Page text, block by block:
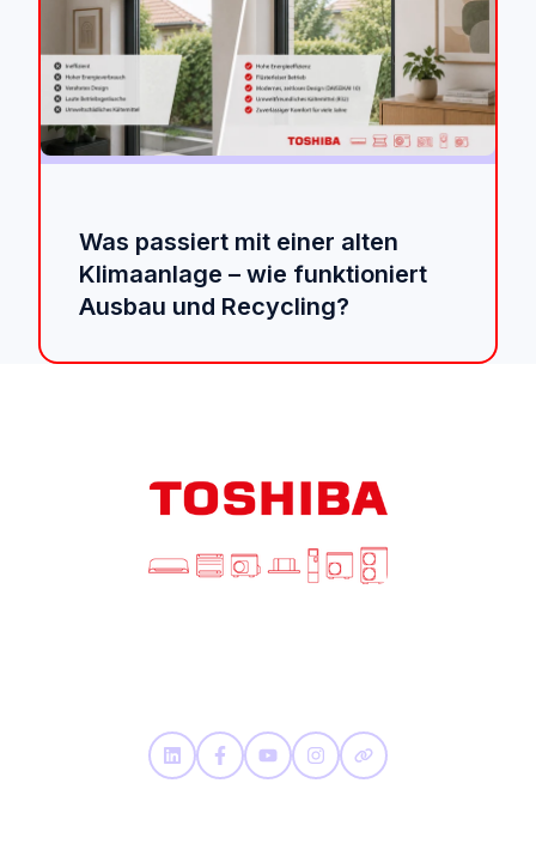
Was passiert mit einer alten
Klimaanlage – wie funktioniert
Ausbau und Recycling?